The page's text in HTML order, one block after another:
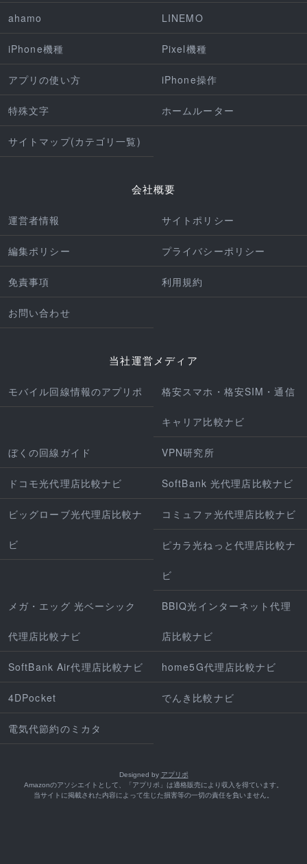
ahamo LINEMO
iPhone機種 Pixel機種
アプリの使い方 iPhone操作
特殊文字 ホームルーター
サイトマップ(カテゴリ一覧)
会社概要
運営者情報 サイトポリシー
編集ポリシー プライバシーポリシー
免責事項 利用規約
お問い合わせ
当社運営メディア
モバイル回線情報のアプリポ 格安スマホ・格安SIM・通信
キャリア比較ナビ
ぼくの回線ガイド VPN研究所
ドコモ光代理店比較ナビ SoftBank 光代理店比較ナビ
ビッグローブ光代理店比較ナ
ビ
コミュファ光代理店比較ナビ
ピカラ光ねっと代理店比較ナ
ビ
メガ・エッグ 光ベーシック
代理店比較ナビ
BBIQ光インターネット代理
店比較ナビ
SoftBank Air代理店比較ナビ home5G代理店比較ナビ
4DPocket でんき比較ナビ
電気代節約のミカタ
Designed by アプリポ
Amazonのアソシエイトとして、「アプリポ」は適格販売により収入を得ています。
当サイトに掲載された内容によって生じた損害等の一切の責任を負いません。